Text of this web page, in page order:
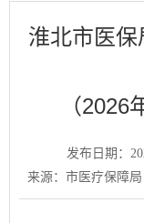
淮北市医保
（
发布日期：
来源：市医疗保障局